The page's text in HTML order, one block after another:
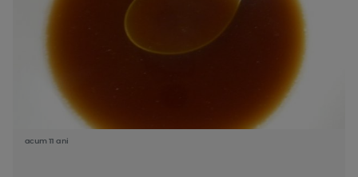
acum 11 ani